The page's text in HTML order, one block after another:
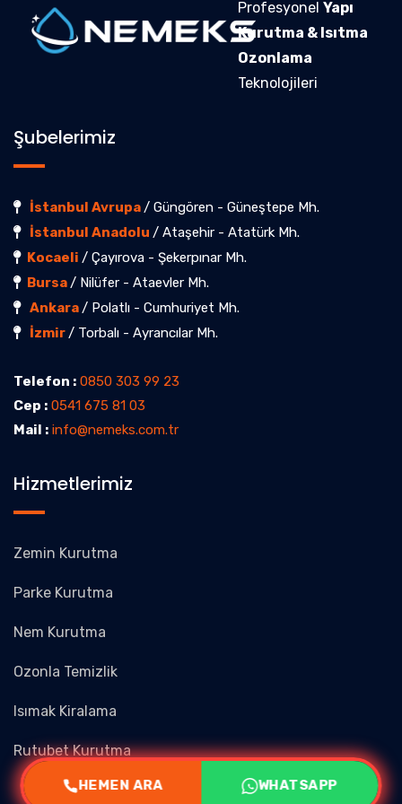
Profesyonel Yapı
Kurutma & Isıtma
Ozonlama
Teknolojileri
Şubelerimiz
İstanbul Avrupa/ Güngören - Güneştepe Mh.
İstanbul Anadolu / Ataşehir - Atatürk Mh.
Kocaeli / Çayırova - Şekerpınar Mh.
Bursa/ Nilüfer - Ataevler Mh.
Ankara/ Polatlı - Cumhuriyet Mh.
İzmir/ Torbalı - Ayrancılar Mh.
Telefon : 0850 303 99 23
Cep : 0541 675 81 03
Mail : info@nemeks.com.tr
Hizmetlerimiz
Zemin Kurutma
Parke Kurutma
Nem Kurutma
Ozonla Temizlik
Isımak Kiralama
Rutubet Kurutma
HEMEN ARA WHATSAPP